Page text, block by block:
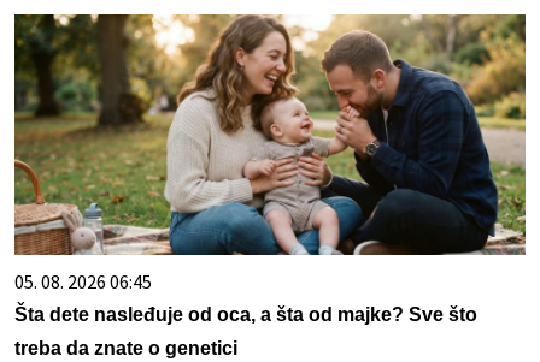
05. 08. 2026 06:45
Šta dete nasleđuje od oca, a šta od majke? Sve što
treba da znate o genetici